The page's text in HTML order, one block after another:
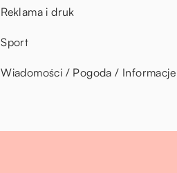
Reklama i druk
Sport
Wiadomości / Pogoda / Informacje